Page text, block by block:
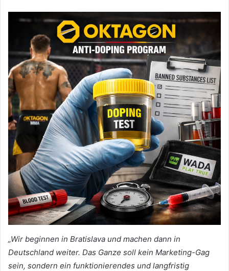
„Wir beginnen in Bratislava und machen dann in
Deutschland weiter. Das Ganze soll kein Marketing-Gag
sein, sondern ein funktionierendes und langfristig